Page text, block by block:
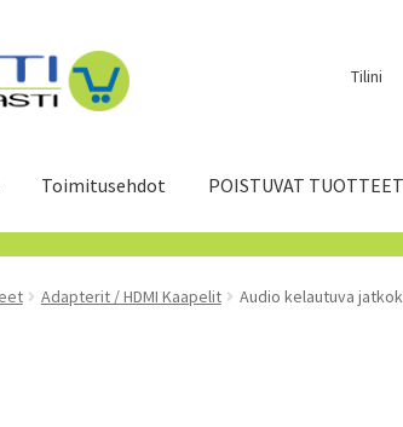
Tilini
Toimitusehdot POISTUVAT TUOTTEET
Adapterit / HDMI Kaapelit
Audio kelautuva